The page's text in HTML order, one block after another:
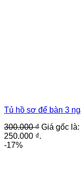
Tủ hồ sơ để bàn 3
300.000₫ Giá gốc
250.000 ₫.
-17%